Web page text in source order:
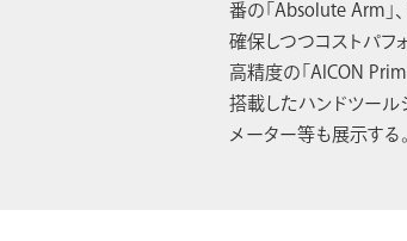
番の「Absolute Arm」
確保しつつコストパフ
高精度の「AICON
搭載したハンドツール
メーター等も展示する。